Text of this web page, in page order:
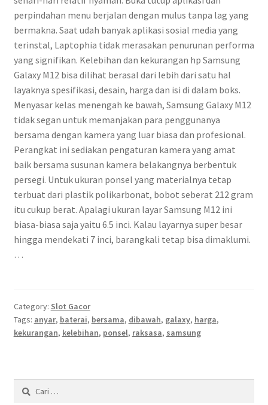
perpindahan menu berjalan dengan mulus tanpa lag yang
bermakna. Saat udah banyak aplikasi sosial media yang
terinstal, Laptophia tidak merasakan penurunan performa
yang signifikan. Kelebihan dan kekurangan hp Samsung
Galaxy M12 bisa dilihat berasal dari lebih dari satu hal
layaknya spesifikasi, desain, harga dan isi di dalam boks.
Menyasar kelas menengah ke bawah, Samsung Galaxy M12
tidak segan untuk memanjakan para penggunanya
bersama dengan kamera yang luar biasa dan profesional.
Perangkat ini sediakan pengaturan kamera yang amat
baik bersama susunan kamera belakangnya berbentuk
persegi. Untuk ukuran ponsel yang materialnya tetap
terbuat dari plastik polikarbonat, bobot seberat 212 gram
itu cukup berat. Apalagi ukuran layar Samsung M12 ini
biasa-biasa saja yaitu 6.5 inci. Kalau layarnya super besar
hingga mendekati 7 inci, barangkali tetap bisa dimaklumi.
…
Category: Slot Gacor
Tags: anyar, baterai, bersama, dibawah, galaxy, harga,
kekurangan, kelebihan, ponsel, raksasa, samsung
Cari
untuk: